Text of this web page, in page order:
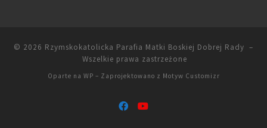
© 2026 Rzymskokatolicka Parafia Matki Boskiej Dobrej Rady –
Wszelkie prawa zastrzeżone
Oparte na WP – Zaprojektowano z Motyw Customizr